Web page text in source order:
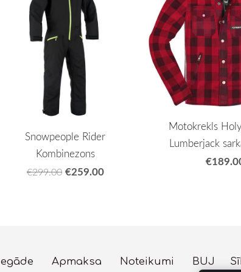
Snowpeople Rider
Kombinezons
€299.00 €259.00
Motokrekls
Lumberjack
Apmaksa Noteikumi BUJ